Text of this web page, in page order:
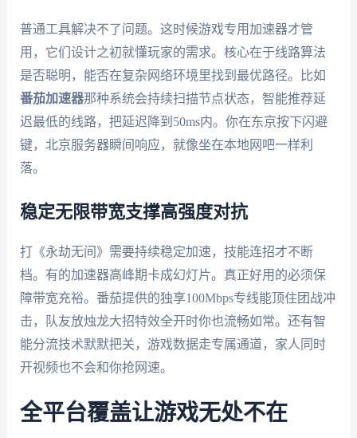
普通工具解决不了问题。这时候游戏专用加速器才管
用，它们设计之初就懂玩家的需求。核心在于线路算法
是否聪明，能否在复杂网络环境里找到最优路径。比如
番茄加速器那种系统会持续扫描节点状态，智能推荐延
迟最低的线路，把延迟降到50ms内。你在东京按下闪避
键，北京服务器瞬间响应，就像坐在本地网吧一样利
落。
稳定无限带宽支撑高强度对抗
打《永劫无间》需要持续稳定加速，技能连招才不断
档。有的加速器高峰期卡成幻灯片。真正好用的必须保
障带宽充裕。番茄提供的独享100Mbps专线能顶住团战冲
击，队友放烛龙大招特效全开时你也流畅如常。还有智
能分流技术默默把关，游戏数据走专属通道，家人同时
开视频也不会和你抢网速。
全平台覆盖让游戏无处不在